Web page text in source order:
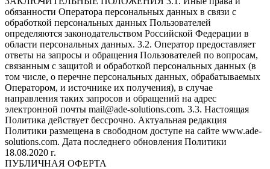
обязанности Оператора персональных данных в связи с
обработкой персональных данных Пользователей
определяются законодательством Российской Федерации в
области персональных данных. 3.2. Оператор предоставляет
ответы на запросы и обращения Пользователей по вопросам,
связанным с защитой и обработкой персональных данных (в
том числе, о перечне персональных данных, обрабатываемых
Оператором, и источнике их получения), в случае
направления таких запросов и обращений на адрес
электронной почты mail@ade-solutions.com. 3.3. Настоящая
Политика действует бессрочно. Актуальная редакция
Политики размещена в свободном доступе на сайте www.ade-
solutions.com. Дата последнего обновления Политики
18.08.2020 г.
ПУБЛИЧНАЯ ОФЕРТА